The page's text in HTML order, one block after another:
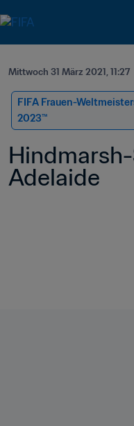
Mittwoch 31 März 2021, 11:27
FIFA Frauen-
2023™
Adelaide